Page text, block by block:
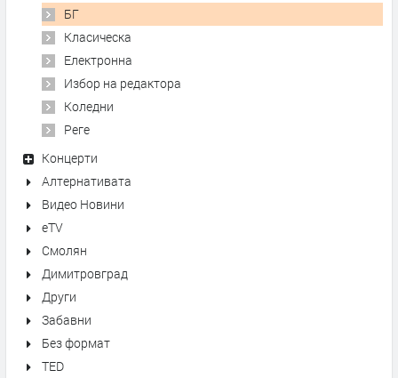
БГ
Класическа
Електронна
Избор на редактора
Коледни
Реге
Концерти
Алтернативата
Видео Новини
eTV
Смолян
Димитровград
Други
Забавни
Без формат
TED